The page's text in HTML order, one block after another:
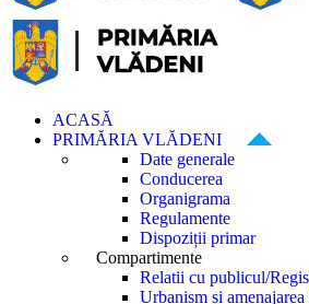
ACASĂ
PRIMĂRIA VLĂDENI
Date generale
Conducerea
Organigrama
Regulamente
Dispoziții primar
Compartimente
Relatii cu publicul/
Urbanism și